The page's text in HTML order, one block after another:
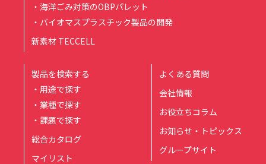
・海洋ごみ対策のOBPパレット
・バイオマスプラスチック製品の開発
新素材 TECCELL
製品を検索する
・用途で探す
・業種で探す
・課題で探す
総合カタログ
マイリスト
よくある質問
会社情報
お役立ちコラム
お知らせ・トピックス
グループサイト